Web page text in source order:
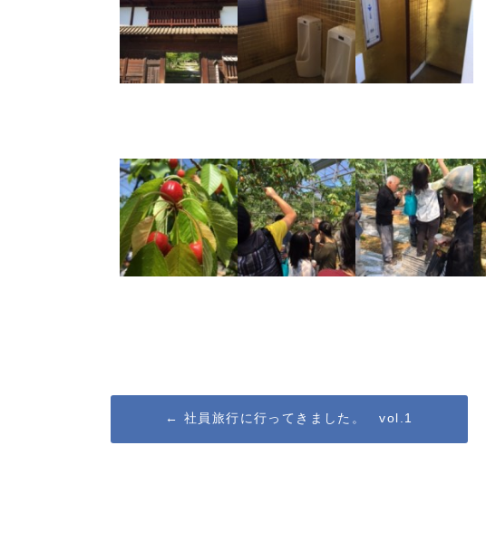
Post
navigation
← 社員旅行に行ってきました。 vol.1